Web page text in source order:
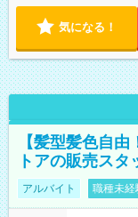
気になる！
【髪型髪色自
トアの販売ス
アルバイト 職種未経